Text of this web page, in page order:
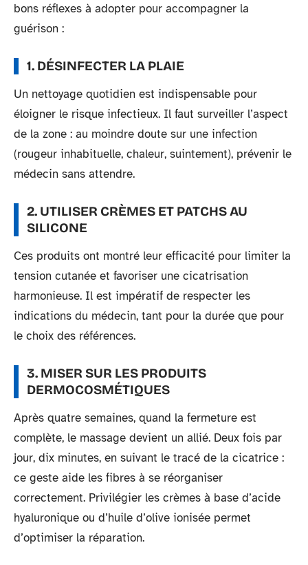
bons réflexes à adopter pour accompagner la
guérison :
1. DÉSINFECTER LA PLAIE
Un nettoyage quotidien est indispensable pour
éloigner le risque infectieux. Il faut surveiller l’aspect
de la zone : au moindre doute sur une infection
(rougeur inhabituelle, chaleur, suintement), prévenir le
médecin sans attendre.
2. UTILISER CRÈMES ET PATCHS AU
SILICONE
Ces produits ont montré leur efficacité pour limiter la
tension cutanée et favoriser une cicatrisation
harmonieuse. Il est impératif de respecter les
indications du médecin, tant pour la durée que pour
le choix des références.
3. MISER SUR LES PRODUITS
DERMOCOSMÉTIQUES
Après quatre semaines, quand la fermeture est
complète, le massage devient un allié. Deux fois par
jour, dix minutes, en suivant le tracé de la cicatrice :
ce geste aide les fibres à se réorganiser
correctement. Privilégier les crèmes à base d’acide
hyaluronique ou d’huile d’olive ionisée permet
d’optimiser la réparation.